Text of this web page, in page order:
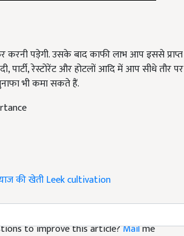
पड़ेगी. उसके बाद काफी लाभ आप इससे प्राप्त
रेस्टोरेंट और होटलों आदि में आप सीधे तौर पर
भी कमा सकते हैं.